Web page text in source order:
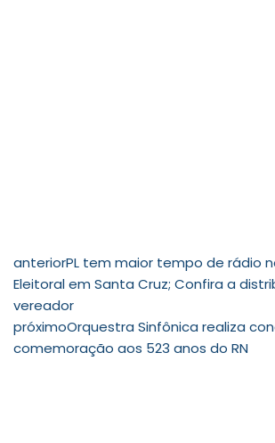
anteriorPL tem maior tempo de rádio
Eleitoral em Santa Cruz; Confira a
vereador
próximoOrquestra Sinfônica realiza
comemoração aos 523 anos do RN